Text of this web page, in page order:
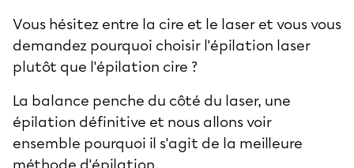
Vous hésitez entre la cire et le laser et vous vous
demandez pourquoi choisir l'épilation laser
plutôt que l'épilation cire ?
La balance penche du côté du laser, une
épilation définitive et nous allons voir
ensemble pourquoi il s'agit de la meilleure